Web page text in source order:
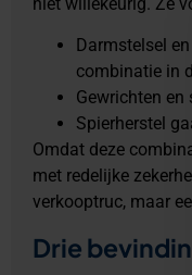
Darmstelsel
combinatie in
Gewrichten
Spierherstel
Omdat deze
met redelijke
verkooptruc, maar
Drie